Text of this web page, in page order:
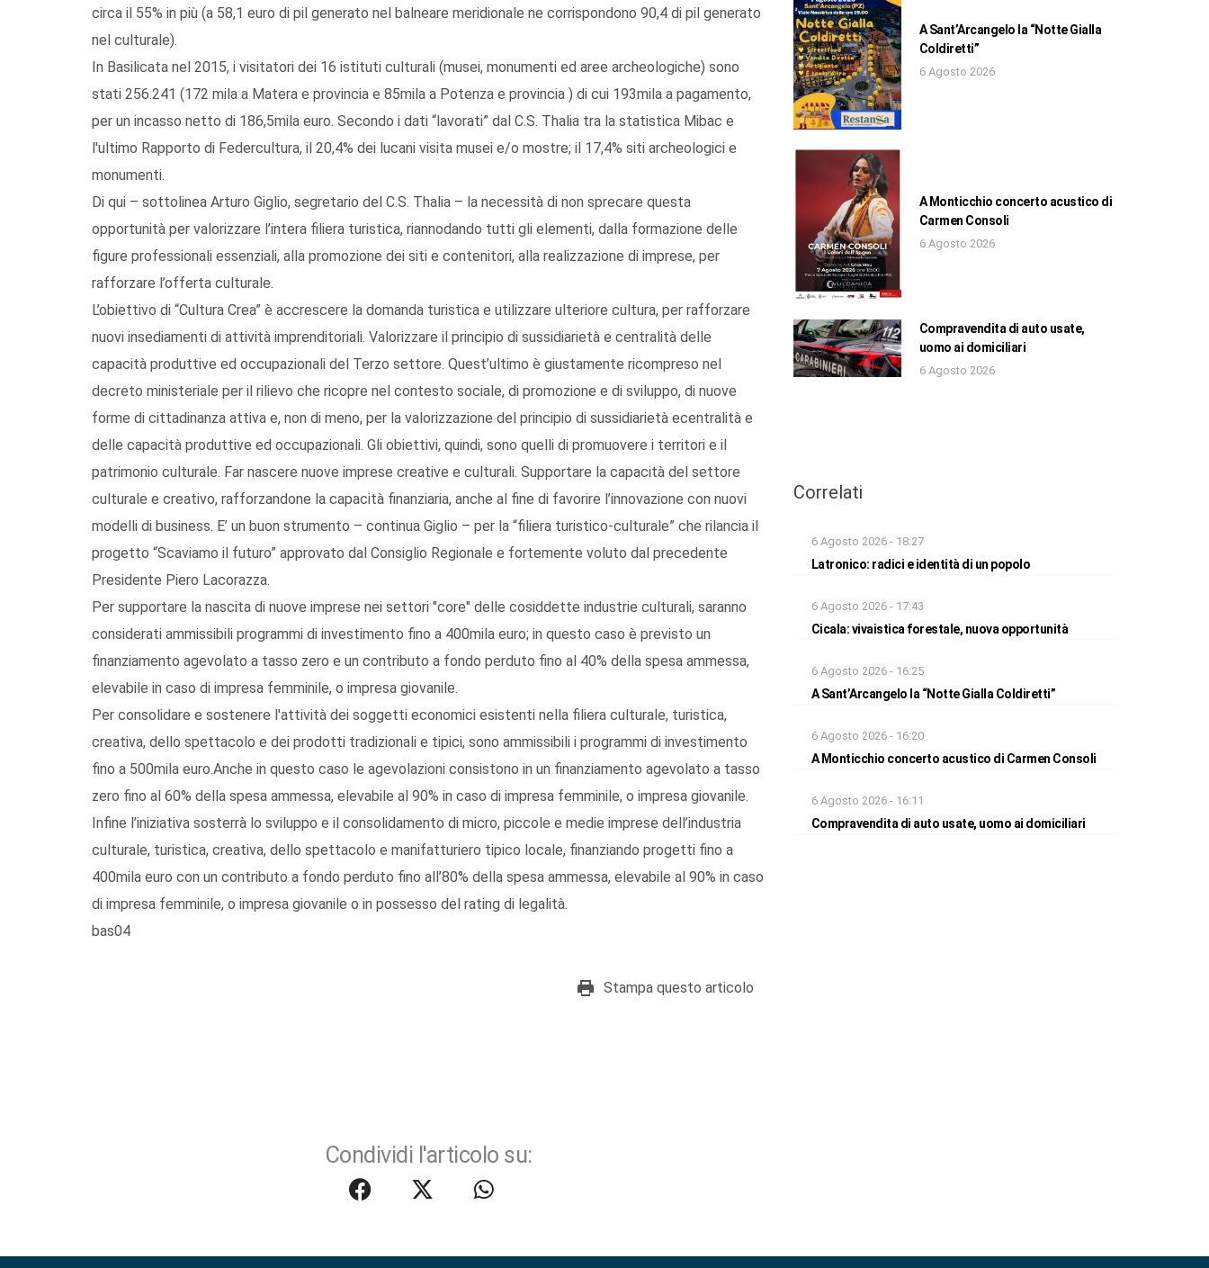
circa il 55% in più (a 58,1 euro di pil generato nel balneare meridionale ne corrispondono 90,4 di pil generato
nel culturale).
In Basilicata nel 2015, i visitatori dei 16 istituti culturali (musei, monumenti ed aree archeologiche) sono
stati 256.241 (172 mila a Matera e provincia e 85mila a Potenza e provincia ) di cui 193mila a pagamento,
per un incasso netto di 186,5mila euro. Secondo i dati “lavorati” dal C.S. Thalia tra la statistica Mibac e
l'ultimo Rapporto di Federcultura, il 20,4% dei lucani visita musei e/o mostre; il 17,4% siti archeologici e
monumenti.
Di qui – sottolinea Arturo Giglio, segretario del C.S. Thalia – la necessità di non sprecare questa
opportunità per valorizzare l’intera filiera turistica, riannodando tutti gli elementi, dalla formazione delle
figure professionali essenziali, alla promozione dei siti e contenitori, alla realizzazione di imprese, per
rafforzare l’offerta culturale.
L’obiettivo di “Cultura Crea” è accrescere la domanda turistica e utilizzare ulteriore cultura, per rafforzare
nuovi insediamenti di attività imprenditoriali. Valorizzare il principio di sussidiarietà e centralità delle
capacità produttive ed occupazionali del Terzo settore. Quest’ultimo è giustamente ricompreso nel
decreto ministeriale per il rilievo che ricopre nel contesto sociale, di promozione e di sviluppo, di nuove
forme di cittadinanza attiva e, non di meno, per la valorizzazione del principio di sussidiarietà ecentralità e
delle capacità produttive ed occupazionali. Gli obiettivi, quindi, sono quelli di promuovere i territori e il
patrimonio culturale. Far nascere nuove imprese creative e culturali. Supportare la capacità del settore
culturale e creativo, rafforzandone la capacità finanziaria, anche al fine di favorire l’innovazione con nuovi
modelli di business. E’ un buon strumento – continua Giglio – per la “filiera turistico-culturale” che rilancia il
progetto “Scaviamo il futuro” approvato dal Consiglio Regionale e fortemente voluto dal precedente
Presidente Piero Lacorazza.
Per supportare la nascita di nuove imprese nei settori "core" delle cosiddette industrie culturali, saranno
considerati ammissibili programmi di investimento fino a 400mila euro; in questo caso è previsto un
finanziamento agevolato a tasso zero e un contributo a fondo perduto fino al 40% della spesa ammessa,
elevabile in caso di impresa femminile, o impresa giovanile.
Per consolidare e sostenere l'attività dei soggetti economici esistenti nella filiera culturale, turistica,
creativa, dello spettacolo e dei prodotti tradizionali e tipici, sono ammissibili i programmi di investimento
fino a 500mila euro.Anche in questo caso le agevolazioni consistono in un finanziamento agevolato a tasso
zero fino al 60% della spesa ammessa, elevabile al 90% in caso di impresa femminile, o impresa giovanile.
Infine l’iniziativa sosterrà lo sviluppo e il consolidamento di micro, piccole e medie imprese dell’industria
culturale, turistica, creativa, dello spettacolo e manifatturiero tipico locale, finanziando progetti fino a
400mila euro con un contributo a fondo perduto fino all’80% della spesa ammessa, elevabile al 90% in caso
di impresa femminile, o impresa giovanile o in possesso del rating di legalità.
bas04
Stampa questo articolo
Condividi l'articolo su:
A Sant’Arcangelo la “Notte Gialla
Coldiretti”
6 Agosto 2026
A Monticchio concerto acustico di
Carmen Consoli
6 Agosto 2026
Compravendita di auto usate,
uomo ai domiciliari
6 Agosto 2026
Correlati
6 Agosto 2026 - 18:27
Latronico: radici e identità di un popolo
6 Agosto 2026 - 17:43
Cicala: vivaistica forestale, nuova opportunità
6 Agosto 2026 - 16:25
A Sant’Arcangelo la “Notte Gialla Coldiretti”
6 Agosto 2026 - 16:20
A Monticchio concerto acustico di Carmen Consoli
6 Agosto 2026 - 16:11
Compravendita di auto usate, uomo ai domiciliari